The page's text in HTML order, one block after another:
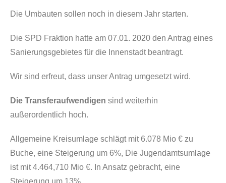
Die Umbauten sollen noch in diesem Jahr starten.
Die SPD Fraktion hatte am 07.01. 2020 den Antrag eines
Sanierungsgebietes für die Innenstadt beantragt.
Wir sind erfreut, dass unser Antrag umgesetzt wird.
Die Transferaufwendigen sind weiterhin
außerordentlich hoch.
Allgemeine Kreisumlage schlägt mit 6.078 Mio € zu
Buche, eine Steigerung um 6%, Die Jugendamtsumlage
ist mit 4.464,710 Mio €. In Ansatz gebracht, eine